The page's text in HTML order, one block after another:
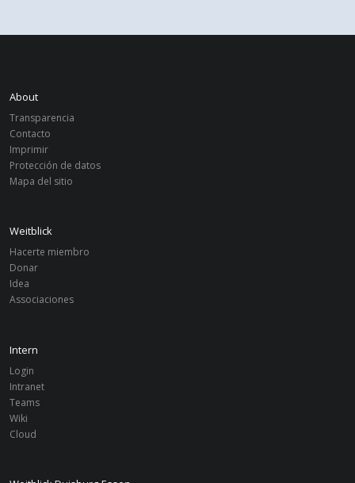
About
Transparencia
Contacto
Imprimir
Protección de datos
Mapa del sitio
Weitblick
Hacerte miembro
Donar
Idea
Associaciones
Intern
Login
Intranet
Teams
Wiki
Cloud